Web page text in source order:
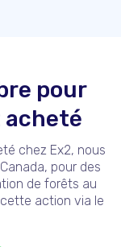
pour
chez Ex2, nous
pour des
de forêts au
action via le